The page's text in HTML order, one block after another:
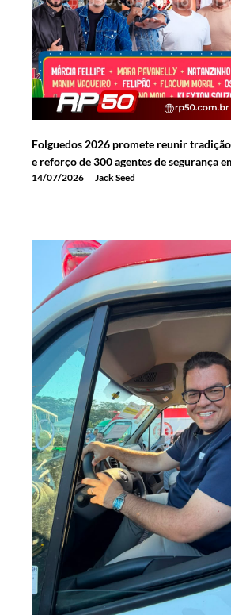
Folguedos 2026 promete reunir
e reforço de 300 agentes de segurança
14/07/2026 Jack Seed